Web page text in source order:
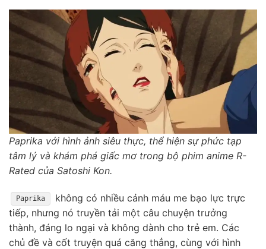
Paprika với hình ảnh siêu thực, thể hiện sự phức tạp
tâm lý và khám phá giấc mơ trong bộ phim anime R-
Rated của Satoshi Kon.
Paprika
không có nhiều cảnh máu me bạo lực trực
tiếp, nhưng nó truyền tải một câu chuyện trưởng
thành, đáng lo ngại và không dành cho trẻ em. Các
chủ đề và cốt truyện quá căng thẳng, cùng với hình